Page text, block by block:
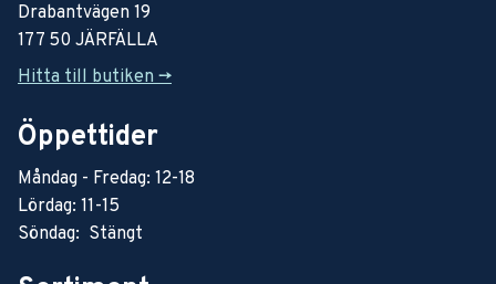
Drabantvägen 19
177 50 JÄRFÄLLA
Hitta till butiken ->
Öppettider
Måndag - Fredag: 12-18
Lördag: 11-15
Söndag: Stängt